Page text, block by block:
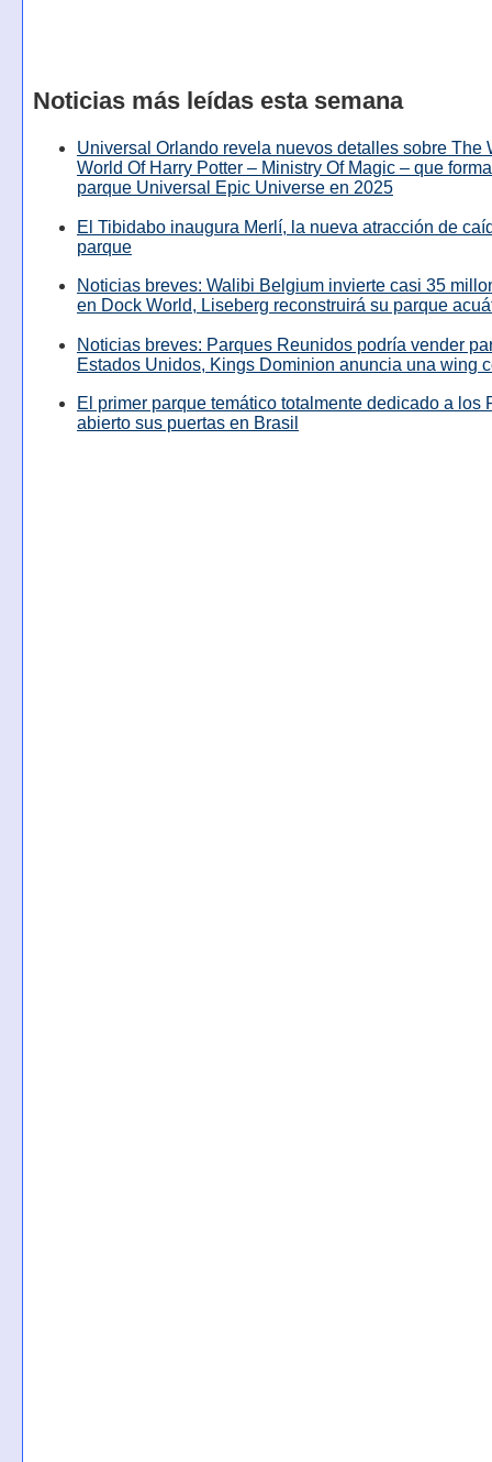
Noticias más leídas esta semana
Universal Orlando revela nuevos detalles sobre The
World Of Harry Potter – Ministry Of Magic – que
parque Universal Epic Universe en 2025
El Tibidabo inaugura Merlí, la nueva atracción de
parque
Noticias breves: Walibi Belgium invierte casi 35
en Dock World, Liseberg reconstruirá su parque
Noticias breves: Parques Reunidos podría vender
Estados Unidos, Kings Dominion anuncia una wing
El primer parque temático totalmente dedicado a los
abierto sus puertas en Brasil